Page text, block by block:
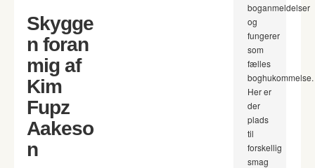
Skygge
n foran
mig af
Kim
Fupz
Aakeso
n
boganmeldelser
og
fungerer
som
fælles
boghukommelse.
Her er
der
plads
til
forskellig
smag